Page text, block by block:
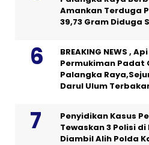
Amankan Terduga
39,73 Gram Diduga
BREAKING NEWS ,
Permukiman Padat
Palangka
Darul Ulum
Penyidikan Kasus
Tewaskan 3 Polisi
Diambil Alih Polda